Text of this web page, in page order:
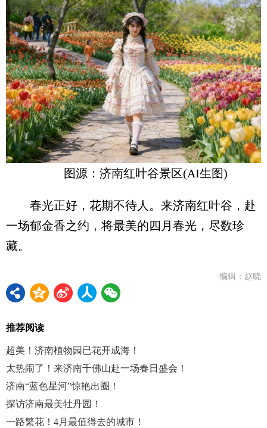
图源：济南红叶谷景区(AI生图)
春光正好，花期不待人。来济南红叶谷，赴
一场郁金香之约，将最美的四月春光，尽数珍
藏。
编辑：赵晓
推荐阅读
超美！济南植物园已花开成海！
太热闹了！来济南千佛山赴一场春日盛会！
济南“蓝色星河”惊艳出圈！
探访济南最美牡丹园！
一路繁花！4月最值得去的城市！